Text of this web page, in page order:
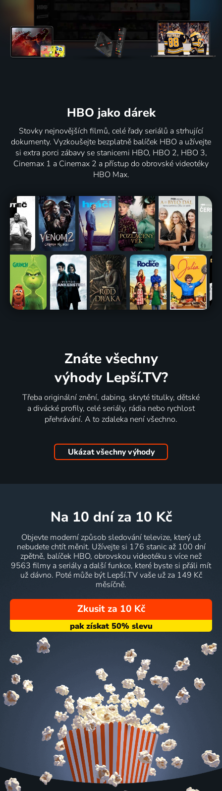
HBO jako dárek
Stovky nejnovějších filmů, celé řady seriálů a strhující
dokumenty. Vyzkoušejte bezplatně balíček HBO a užívejte
si extra porci zábavy se stanicemi HBO, HBO 2, HBO 3,
Cinemax 1 a Cinemax 2 a přístup do obrovské videotéky
HBO Max.
Znáte všechny
výhody Lepší.TV?
Třeba originální znění, dabing, skryté titulky, dětské
a divácké profily, celé seriály, rádia nebo rychlost
přehrávání. A to zdaleka není všechno.
Ukázat všechny výhody
na 10 dní za 10 Kč
Objevte moderní způsob sledování televize, který už
nebudete chtít měnit. Užívejte si 176 stanic až 100 dní
zpětně, balíček HBO, obrovskou videotéku s více než
9563 filmy a seriály a další funkce, které byste si přáli mít
už dávno. Poté může být Lepší.TV vaše už za 149 Kč
měsíčně.
Zkusit za 10 Kč